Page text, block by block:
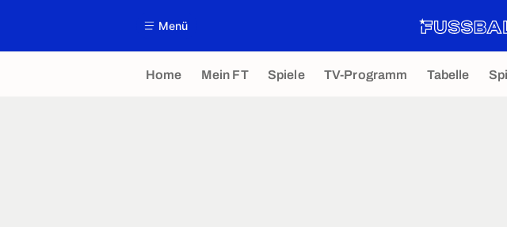
Menü
Home Mein FT Spiele TV-Programm Tabelle